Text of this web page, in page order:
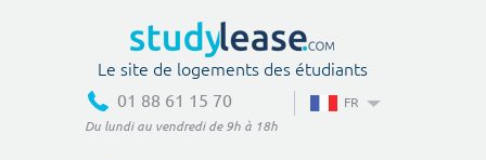
Le site de logements des étudiants
01 88 61 15 70
Du lundi au vendredi de 9h à 18h
FR